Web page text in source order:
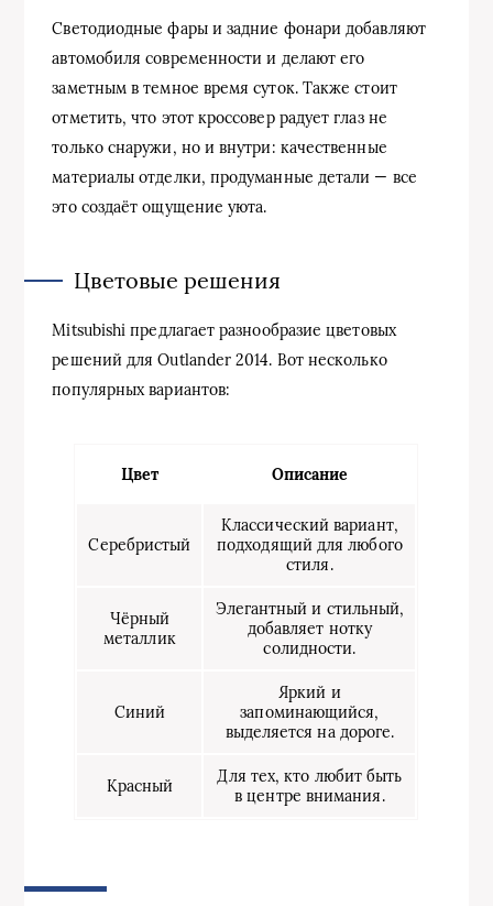
Светодиодные фары и задние фонари добавляют
автомобиля современности и делают его
заметным в темное время суток. Также стоит
отметить, что этот кроссовер радует глаз не
только снаружи, но и внутри: качественные
материалы отделки, продуманные детали — все
это создаёт ощущение уюта.
Цветовые решения
Mitsubishi предлагает разнообразие цветовых
решений для Outlander 2014. Вот несколько
популярных вариантов:
Цвет Описание
Серебристый
Классический вариант,
подходящий для любого
стиля.
Чёрный
металлик
Элегантный и стильный,
добавляет нотку
солидности.
Синий
Яркий и
запоминающийся,
выделяется на дороге.
Красный
Для тех, кто любит быть
в центре внимания.